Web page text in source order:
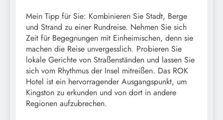
Mein Tipp für Sie: Kombinieren Sie Stadt, Berge
und Strand zu einer Rundreise. Nehmen Sie sich
Zeit für Begegnungen mit Einheimischen, denn sie
machen die Reise unvergesslich. Probieren Sie
lokale Gerichte von Straßenständen und lassen Sie
sich vom Rhythmus der Insel mitreißen. Das ROK
Hotel ist ein hervorragender Ausgangspunkt, um
Kingston zu erkunden und von dort in andere
Regionen aufzubrechen.